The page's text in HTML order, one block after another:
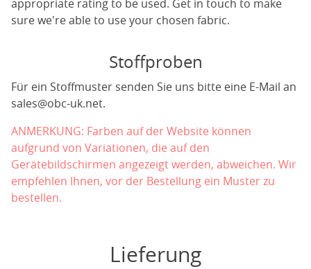
appropriate rating to be used. Get in touch to make
sure we're able to use your chosen fabric.
Stoffproben
Für ein Stoffmuster senden Sie uns bitte eine E-Mail an
sales@obc-uk.net.
ANMERKUNG: Farben auf der Website können
aufgrund von Variationen, die auf den
Gerätebildschirmen angezeigt werden, abweichen. Wir
empfehlen Ihnen, vor der Bestellung ein Muster zu
bestellen.
Lieferung